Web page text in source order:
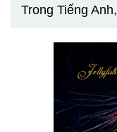
Trong Tiếng Anh,